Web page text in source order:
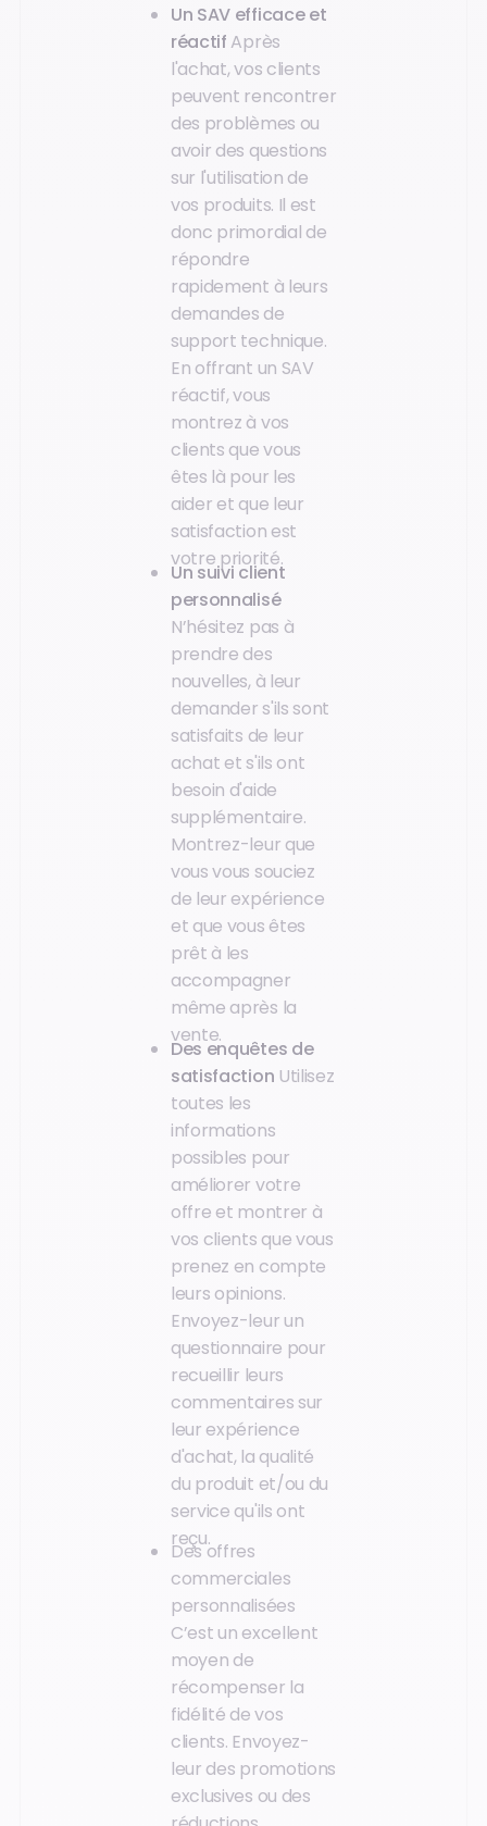
Un SAV efficace et
réactif Après
l'achat, vos clients
peuvent rencontrer
des problèmes ou
avoir des questions
sur l'utilisation de
vos produits. Il est
donc primordial de
répondre
rapidement à leurs
demandes de
support technique.
En offrant un SAV
réactif, vous
montrez à vos
clients que vous
êtes là pour les
aider et que leur
satisfaction est
votre priorité.
Un suivi client
personnalisé
N’hésitez pas à
prendre des
nouvelles, à leur
demander s'ils sont
satisfaits de leur
achat et s'ils ont
besoin d'aide
supplémentaire.
Montrez-leur que
vous vous souciez
de leur expérience
et que vous êtes
prêt à les
accompagner
même après la
vente.
Des enquêtes de
satisfaction Utilisez
toutes les
informations
possibles pour
améliorer votre
offre et montrer à
vos clients que vous
prenez en compte
leurs opinions.
Envoyez-leur un
questionnaire pour
recueillir leurs
commentaires sur
leur expérience
d'achat, la qualité
du produit et/ou du
service qu'ils ont
reçu.
Des offres
commerciales
personnalisées
C’est un excellent
moyen de
récompenser la
fidélité de vos
clients. Envoyez-
leur des promotions
exclusives ou des